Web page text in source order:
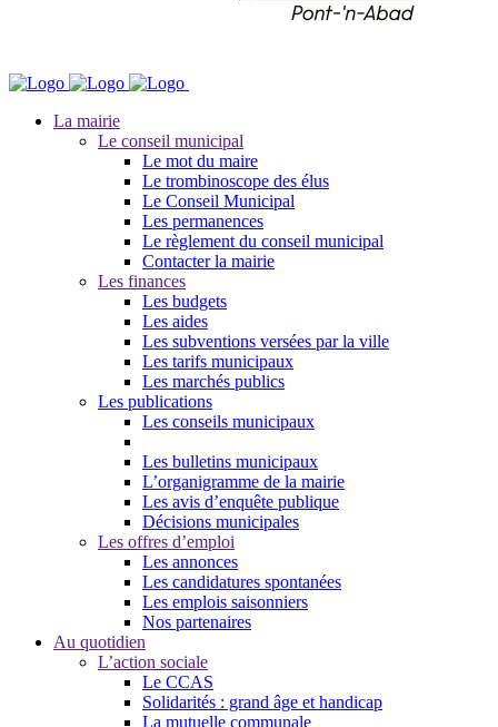
La mairie
Le conseil municipal
Le mot du maire
Le trombinoscope des élus
Le Conseil Municipal
Les permanences
Le règlement du conseil municipal
Contacter la mairie
Les finances
Les budgets
Les aides
Les subventions versées par la ville
Les tarifs municipaux
Les marchés publics
Les publications
Les conseils municipaux
Les bulletins municipaux
L’organigramme de la mairie
Les avis d’enquête publique
Décisions municipales
Les offres d’emploi
Les annonces
Les candidatures spontanées
Les emplois saisonniers
Nos partenaires
Au quotidien
L’action sociale
Le CCAS
Solidarités : grand âge et handicap
La mutuelle communale